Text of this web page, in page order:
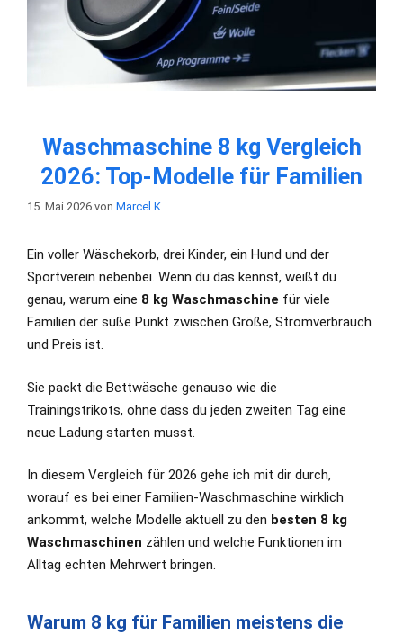
Waschmaschine 8 kg Vergleich
2026: Top-Modelle für Familien
15. Mai 2026 von Marcel.K
Ein voller Wäschekorb, drei Kinder, ein Hund und der
Sportverein nebenbei. Wenn du das kennst, weißt du
genau, warum eine 8 kg Waschmaschine für viele
Familien der süße Punkt zwischen Größe, Stromverbrauch
und Preis ist.
Sie packt die Bettwäsche genauso wie die
Trainingstrikots, ohne dass du jeden zweiten Tag eine
neue Ladung starten musst.
In diesem Vergleich für 2026 gehe ich mit dir durch,
worauf es bei einer Familien-Waschmaschine wirklich
ankommt, welche Modelle aktuell zu den besten 8 kg
Waschmaschinen zählen und welche Funktionen im
Alltag echten Mehrwert bringen.
Warum 8 kg für Familien meistens die